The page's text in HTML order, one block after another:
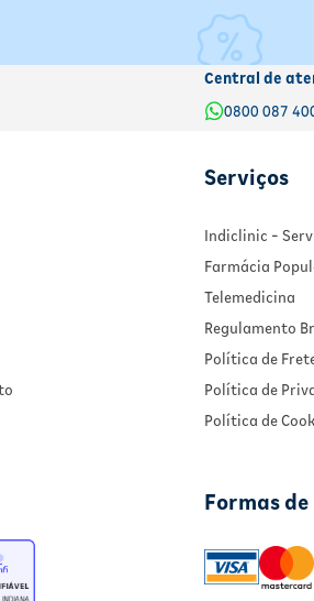
Central de
0800 087
Serviços
Indiclinic -
Farmácia
Telemedicina
Regulamento
Política de
Política de
Política de
Formas